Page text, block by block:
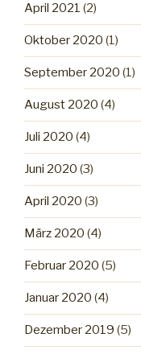
April 2021 (2)
Oktober 2020 (1)
September 2020 (1)
August 2020 (4)
Juli 2020 (4)
Juni 2020 (3)
April 2020 (3)
März 2020 (4)
Februar 2020 (5)
Januar 2020 (4)
Dezember 2019 (5)